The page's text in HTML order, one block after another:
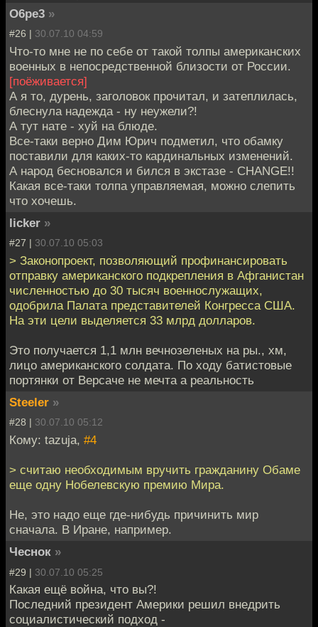
O6pe3 »
#26 | 30.07.10 04:59
Что-то мне не по себе от такой толпы американских
военных в непосредственной близости от России.
[поёживается]
А я то, дурень, заголовок прочитал, и затеплилась,
блеснула надежда - ну неужели?!
А тут нате - хуй на блюде.
Все-таки верно Дим Юрич подметил, что обамку
поставили для каких-то кардинальных изменений.
А народ бесновался и бился в экстазе - CHANGE!!
Какая все-таки толпа управляемая, можно слепить
что хочешь.
licker »
#27 | 30.07.10 05:03
> Законопроект, позволяющий профинансировать
отправку американского подкрепления в Афганистан
численностью до 30 тысяч военнослужащих,
одобрила Палата представителей Конгресса США.
На эти цели выделяется 33 млрд долларов.
Это получается 1,1 млн вечнозеленых на ры., хм,
лицо американского солдата. По ходу батистовые
портянки от Версаче не мечта а реальность
Steeler »
#28 | 30.07.10 05:12
Кому: tazuja, #4
> считаю необходимым вручить гражданину Обаме
еще одну Нобелевскую премию Мира.
Не, это надо еще где-нибудь причинить мир
сначала. В Иране, например.
Чеснок »
#29 | 30.07.10 05:25
Какая ещё война, что вы?!
Последний президент Америки решил внедрить
социалистический подход -